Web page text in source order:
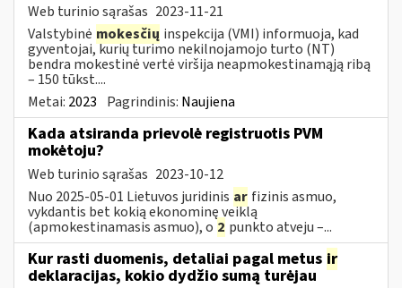
Web turinio sąrašas 2023-11-21
Valstybinė mokesčių inspekcija (VMI) informuoja, kad
gyventojai, kurių turimo nekilnojamojo turto (NT)
bendra mokestinė vertė viršija neapmokestinamąją ribą
– 150 tūkst....
Metai: 2023 Pagrindinis: Naujiena
Kada atsiranda prievolė registruotis PVM
mokėtoju?
Web turinio sąrašas 2023-10-12
Nuo 2025-05-01 Lietuvos juridinis ar fizinis asmuo,
vykdantis bet kokią ekonominę veiklą
(apmokestinamasis asmuo), o 2 punkto atveju –...
Kur rasti duomenis, detaliai pagal metus ir
deklaracijas, kokio dydžio sumą turėjau